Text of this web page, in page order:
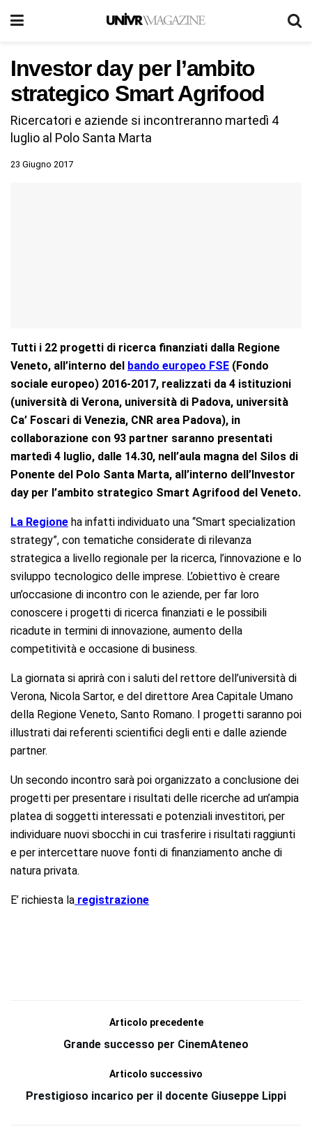
Investor day per l’ambito
strategico Smart Agrifood
Ricercatori e aziende si incontreranno martedì 4
luglio al Polo Santa Marta
23 Giugno 2017
Tutti i 22 progetti di ricerca finanziati dalla Regione
Veneto, all’interno del bando europeo FSE (Fondo
sociale europeo) 2016-2017, realizzati da 4 istituzioni
(università di Verona, università di Padova, università
Ca’ Foscari di Venezia, CNR area Padova), in
collaborazione con 93 partner saranno presentati
martedì 4 luglio, dalle 14.30, nell’aula magna del Silos di
Ponente del Polo Santa Marta, all’interno dell’Investor
day per l’ambito strategico Smart Agrifood del Veneto.
La Regione ha infatti individuato una “Smart specialization
strategy”, con tematiche considerate di rilevanza
strategica a livello regionale per la ricerca, l’innovazione e lo
sviluppo tecnologico delle imprese. L’obiettivo è creare
un’occasione di incontro con le aziende, per far loro
conoscere i progetti di ricerca finanziati e le possibili
ricadute in termini di innovazione, aumento della
competitività e occasione di business.
La giornata si aprirà con i saluti del rettore dell’università di
Verona, Nicola Sartor, e del direttore Area Capitale Umano
della Regione Veneto, Santo Romano. I progetti saranno poi
illustrati dai referenti scientifici degli enti e dalle aziende
partner.
Un secondo incontro sarà poi organizzato a conclusione dei
progetti per presentare i risultati delle ricerche ad un’ampia
platea di soggetti interessati e potenziali investitori, per
individuare nuovi sbocchi in cui trasferire i risultati raggiunti
e per intercettare nuove fonti di finanziamento anche di
natura privata.
E’ richiesta la registrazione
Articolo precedente
Grande successo per CinemAteneo
Articolo successivo
Prestigioso incarico per il docente Giuseppe Lippi